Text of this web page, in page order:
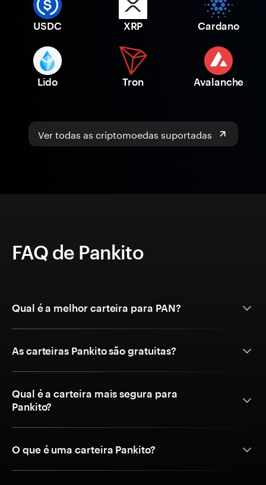
USDC XRP Cardano
Lido Tron Avalanche
Ver todas as criptomoedas suportadas
FAQ de Pankito
Qual é a melhor carteira para PAN?
As carteiras Pankito são gratuitas?
Qual é a carteira mais segura para
Pankito?
O que é uma carteira Pankito?